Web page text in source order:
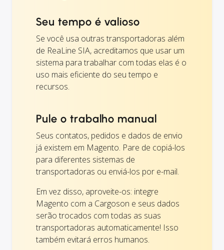
Seu tempo é valioso
Se você usa outras transportadoras além
de ReaLine SIA, acreditamos que usar um
sistema para trabalhar com todas elas é o
uso mais eficiente do seu tempo e
recursos.
Pule o trabalho manual
Seus contatos, pedidos e dados de envio
já existem em Magento. Pare de copiá-los
para diferentes sistemas de
transportadoras ou enviá-los por e-mail.
Em vez disso, aproveite-os: integre
Magento com a Cargoson e seus dados
serão trocados com todas as suas
transportadoras automaticamente! Isso
também evitará erros humanos.